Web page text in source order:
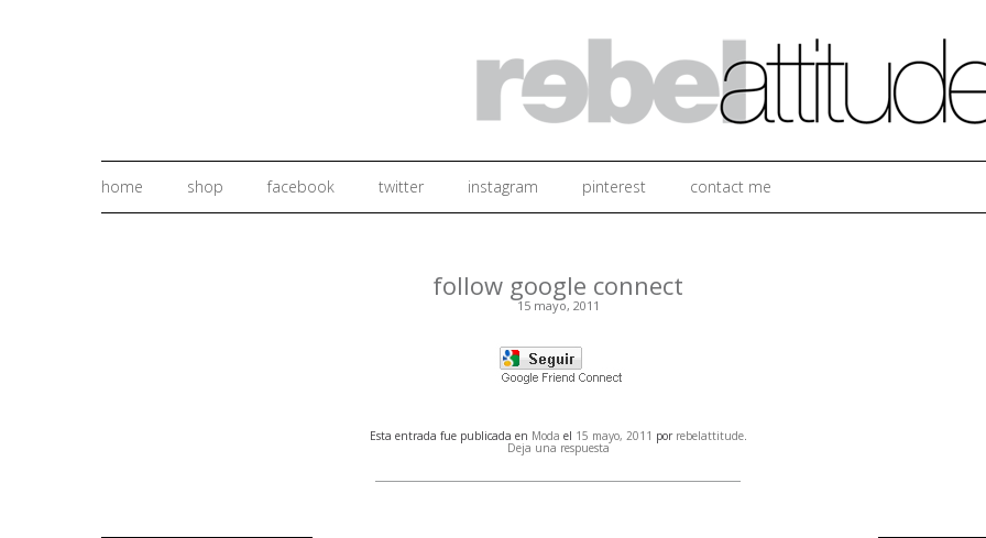
Ir al contenido
home
shop facebook twitter instagram pinterest contact me
follow google connect
15 mayo, 2011
Esta entrada fue publicada en Moda el 15 mayo, 2011 por rebelattitude.
Deja una respuesta